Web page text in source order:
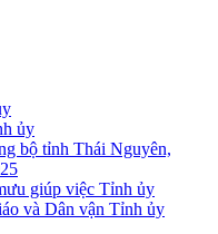
ủy
bộ tỉnh Thái Nguyên,
giúp việc Tỉnh ủy
và Dân vận Tỉnh ủy